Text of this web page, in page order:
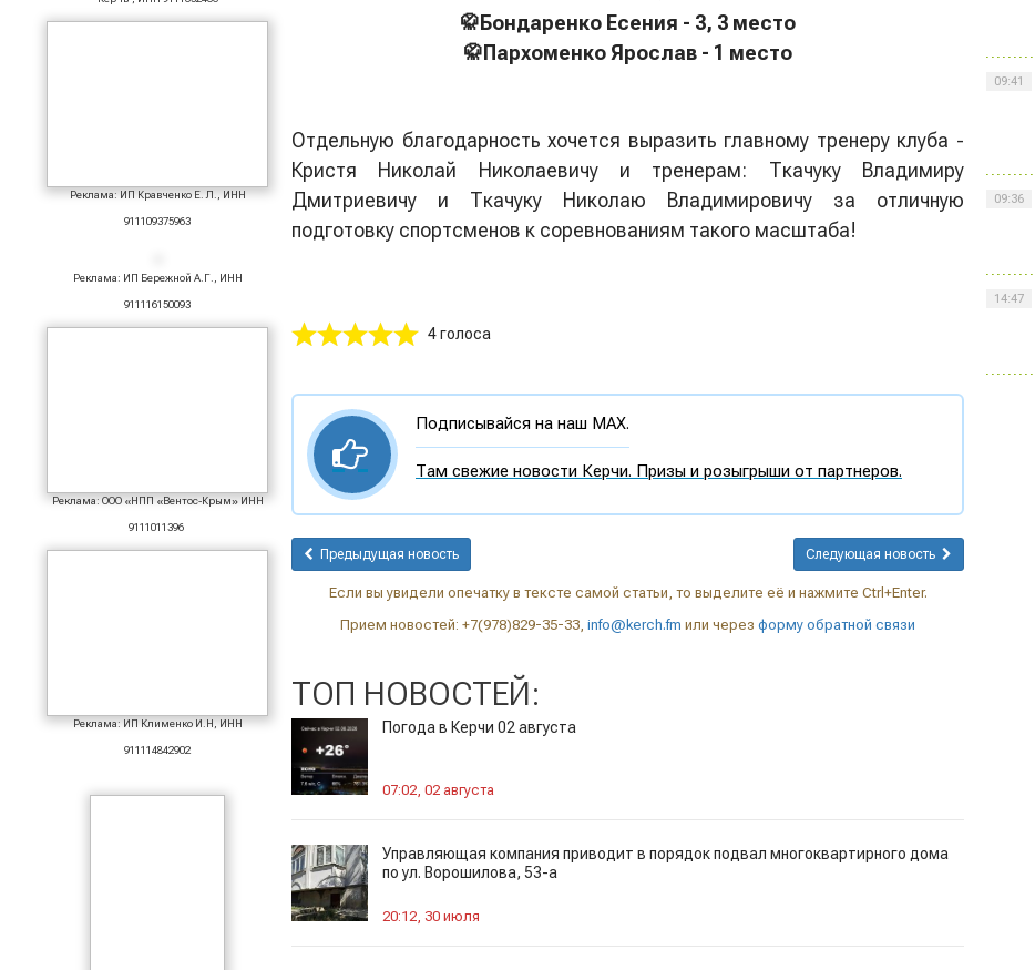
Реклама: ИП Кравченко Е. Л., ИНН
911109375963
Реклама: ИП Бережной А.Г., ИНН
911116150093
Реклама: ООО «НПП «Вентос-Крым» ИНН
9111011396
Реклама: ИП Клименко И.Н, ИНН
911114842902
🥋Бондаренко Есения - 3, 3 место
🥋Пархоменко Ярослав - 1 место
Отдельную благодарность хочется выразить главному тренеру клуба -
Кристя Николай Николаевичу и тренерам: Ткачуку Владимиру
Дмитриевичу и Ткачуку Николаю Владимировичу за отличную
подготовку спортсменов к соревнованиям такого масштаба!
4 голоса
Подписывайся на наш MAX.
Там свежие новости Керчи. Призы и розыгрыши от партнеров.
Предыдущая новость Следующая новость
Если вы увидели опечатку в тексте самой статьи, то выделите её и нажмите Ctrl+Enter.
Прием новостей: +7(978)829-35-33, info@kerch.fm или через форму обратной связи
ТОП НОВОСТЕЙ:
Погода в Керчи 02 августа
07:02, 02 августа
Управляющая компания приводит в порядок подвал многоквартирного дома
по ул. Ворошилова, 53-а
20:12, 30 июля
09:41
09:36
14:47